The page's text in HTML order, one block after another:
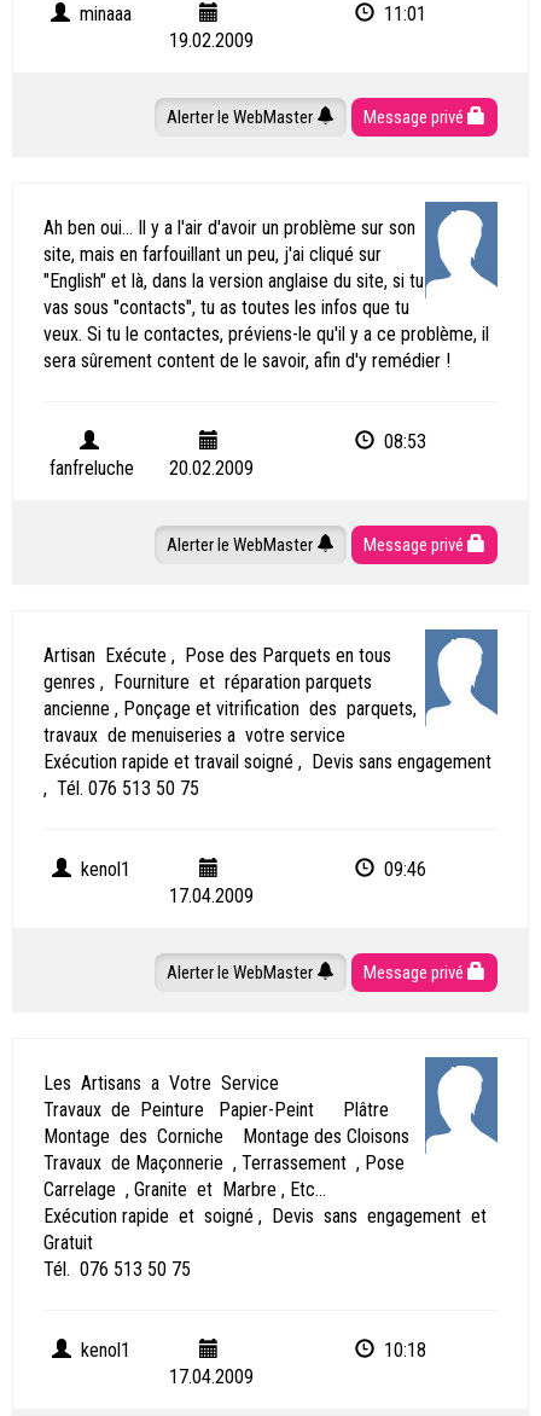
minaaa
19.02.2009
11:01
Alerter le WebMaster Message privé
Ah ben oui... Il y a l'air d'avoir un problème sur son
site, mais en farfouillant un peu, j'ai cliqué sur
"English" et là, dans la version anglaise du site, si tu
vas sous "contacts", tu as toutes les infos que tu
veux. Si tu le contactes, préviens-le qu'il y a ce problème, il
sera sûrement content de le savoir, afin d'y remédier !
fanfreluche 20.02.2009
08:53
Alerter le WebMaster Message privé
Artisan Exécute , Pose des Parquets en tous
genres , Fourniture et réparation parquets
ancienne , Ponçage et vitrification des parquets,
travaux de menuiseries a votre service
Exécution rapide et travail soigné , Devis sans engagement
, Tél. 076 513 50 75
kenol1
17.04.2009
09:46
Alerter le WebMaster Message privé
Les Artisans a Votre Service
Travaux de Peinture Papier-Peint Plâtre
Montage des Corniche Montage des Cloisons
Travaux de Maçonnerie , Terrassement , Pose
Carrelage , Granite et Marbre , Etc...
Exécution rapide et soigné , Devis sans engagement et
Gratuit
Tél. 076 513 50 75
kenol1
17.04.2009
10:18